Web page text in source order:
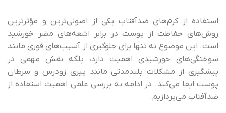
استفاده از کرم‌های ضدآفتاب یکی از اصولی‌ترین و مؤثرترین
روش‌های حفاظت از پوست در برابر اشعه‌های مضر خورشید
است. این موضوع نه تنها برای جلوگیری از آسیب‌های فوری مانند
سوختگی‌های خورشیدی اهمیت دارد، بلکه نقش مهمی در
پیشگیری از مشکلات بلندمدتی مانند پیری زودرس و سرطان
پوست ایفا می‌کند. در ادامه به بررسی علمی اهمیت استفاده از
ضدآفتاب می‌پردازیم.